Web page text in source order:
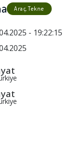
Araç, Tekne
- 19:22:15